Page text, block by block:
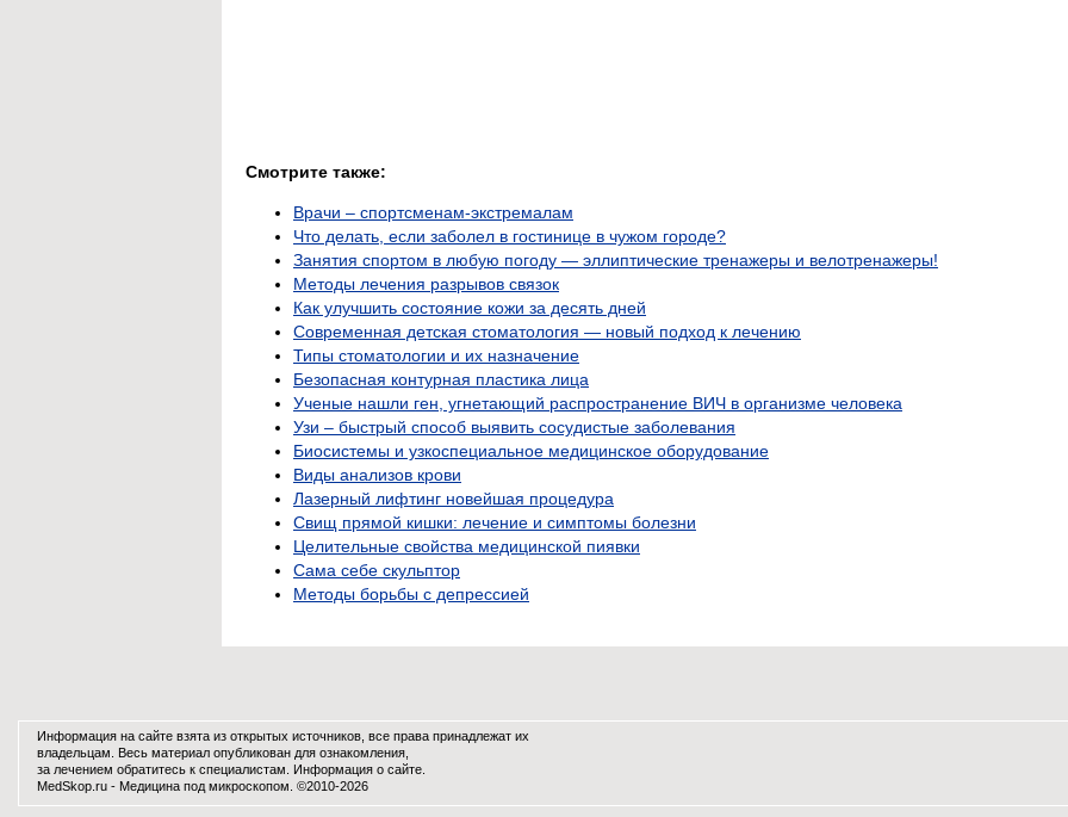
Смотрите также:
Врачи – спортсменам-экстремалам
Что делать, если заболел в гостинице в чужом городе?
Занятия спортом в любую погоду — эллиптические тренажеры и велотренажеры!
Методы лечения разрывов связок
Как улучшить состояние кожи за десять дней
Современная детская стоматология — новый подход к лечению
Типы стоматологии и их назначение
Безопасная контурная пластика лица
Ученые нашли ген, угнетающий распространение ВИЧ в организме человека
Узи – быстрый способ выявить сосудистые заболевания
Биосистемы и узкоспециальное медицинское оборудование
Виды анализов крови
Лазерный лифтинг новейшая процедура
Свищ прямой кишки: лечение и симптомы болезни
Целительные свойства медицинской пиявки
Сама себе скульптор
Методы борьбы с депрессией
Информация на сайте взята из открытых источников, все права принадлежат их
владельцам. Весь материал опубликован для ознакомления,
за лечением обратитесь к специалистам. Информация о сайте
MedSkop.ru - Медицина под микроскопом. ©2010-2026